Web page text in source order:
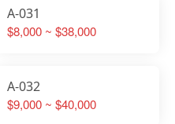
A-031
$8,000 ~ $38,000
A-032
$9,000 ~ $40,000